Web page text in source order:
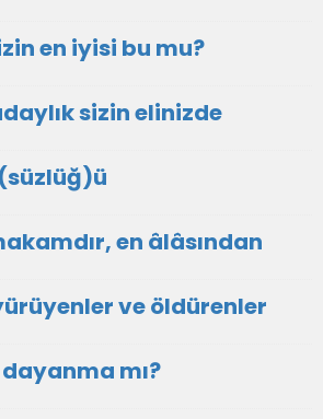
en iyisi bu mu?
sizin elinizde
en âlâsından
ve öldürenler
mı?